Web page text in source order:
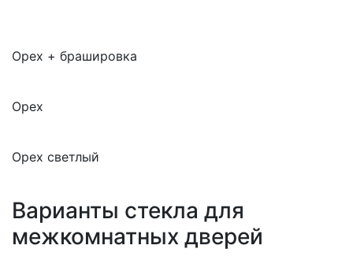
Орех + брашировка
Орех
Орех светлый
Варианты стекла для
межкомнатных дверей